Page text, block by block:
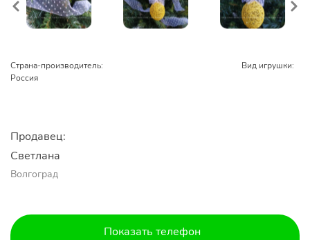
Страна-производитель:
Россия
Вид игрушки:
Продавец:
Светлана
Волгоград
Показать телефон